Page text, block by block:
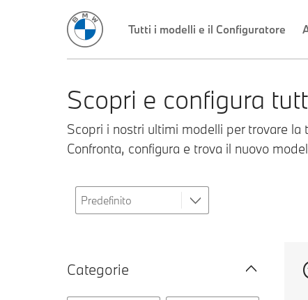
Tutti i modelli e il Configuratore
Scopri e configura
Scopri i nostri ultimi modelli per trovare
Confronta, configura e trova il nuovo
Categorie